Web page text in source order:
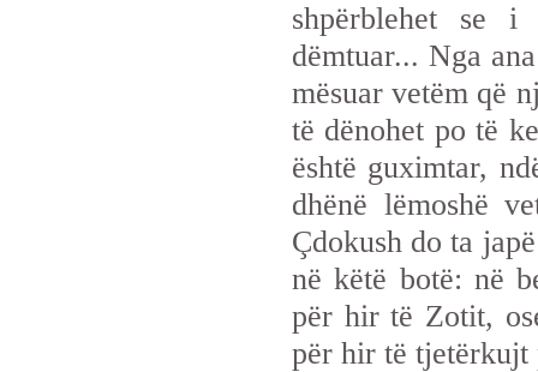
shpërblehet se
dëmtuar... Nga
mësuar vetëm që
të dënohet po të
është guximtar,
dhënë lëmoshë
Çdokush do ta
në këtë botë: në
për hir të Zotit,
për hir të tjetërkujt